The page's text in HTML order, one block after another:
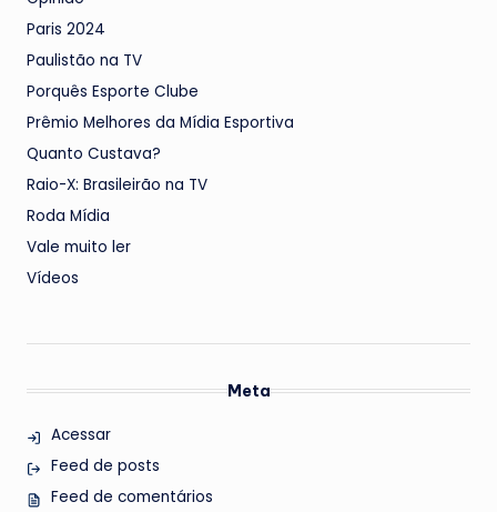
Paris 2024
Paulistão na TV
Porquês Esporte Clube
Prêmio Melhores da Mídia Esportiva
Quanto Custava?
Raio-X: Brasileirão na TV
Roda Mídia
Vale muito ler
Vídeos
Meta
Acessar
Feed de posts
Feed de comentários